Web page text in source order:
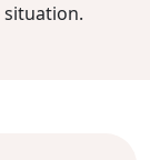
situation.